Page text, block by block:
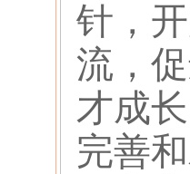
针，
流，
才成
完善